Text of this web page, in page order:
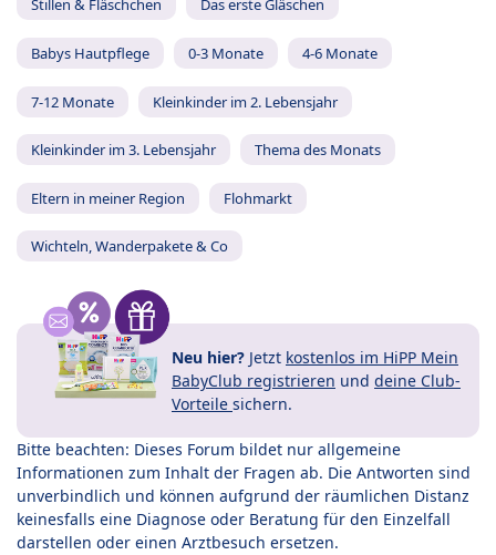
Stillen & Fläschchen Das erste Gläschen
Babys Hautpflege 0-3 Monate 4-6 Monate
7-12 Monate Kleinkinder im 2. Lebensjahr
Kleinkinder im 3. Lebensjahr Thema des Monats
Eltern in meiner Region Flohmarkt
Wichteln, Wanderpakete & Co
Neu hier? Jetzt kostenlos im HiPP Mein
BabyClub registrieren und deine Club-
Vorteile sichern.
Bitte beachten: Dieses Forum bildet nur allgemeine
Informationen zum Inhalt der Fragen ab. Die Antworten sind
unverbindlich und können aufgrund der räumlichen Distanz
keinesfalls eine Diagnose oder Beratung für den Einzelfall
darstellen oder einen Arztbesuch ersetzen.